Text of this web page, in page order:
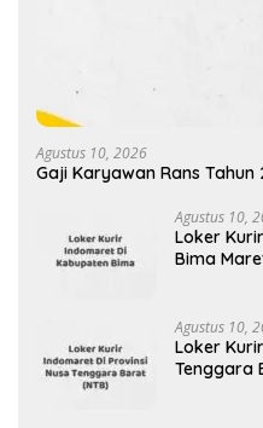
Agustus 10, 2026
Gaji Karyawan Rans
Agustus 10,
Loker
Bima
Agustus 10,
Loker
Tenggara